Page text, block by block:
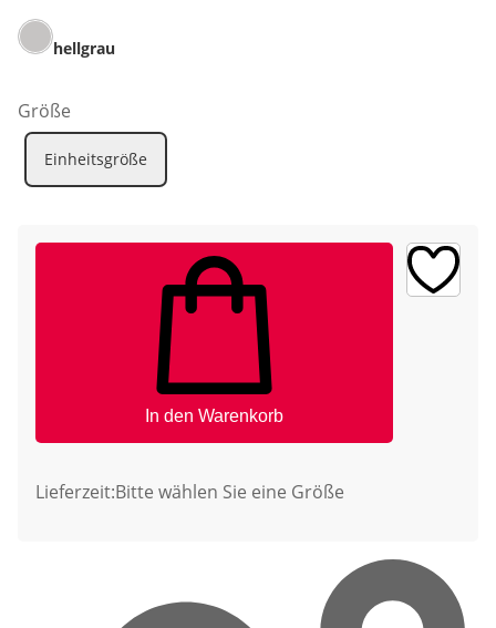
hellgrau
Größe
Einheitsgröße
In den Warenkorb
Lieferzeit:Bitte wählen Sie eine Größe